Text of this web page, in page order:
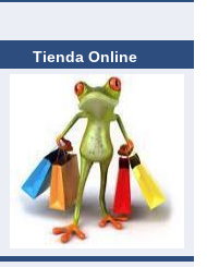
Tienda Online